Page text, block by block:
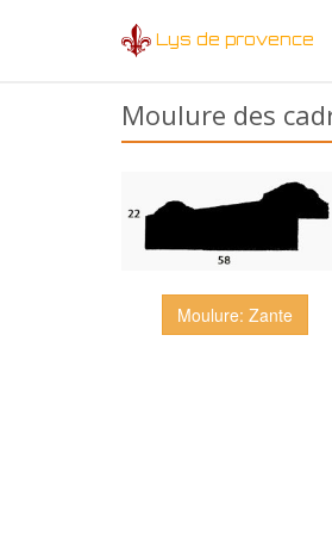
Lys de provence
Moulure des
Moulure: Zante